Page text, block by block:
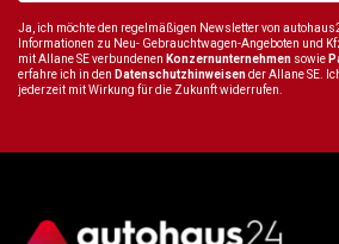
Ja, ich möchte den regelmäßigen Newsletter von
Informationen zu Neu- Gebrauchtwagen-Angeboten und
mit Allane SE verbundenen Konzernunternehmen sowie
erfahre ich in den Datenschutzhinweisender Allane SE.
jederzeit mit Wirkung für die Zukunft widerrufen.